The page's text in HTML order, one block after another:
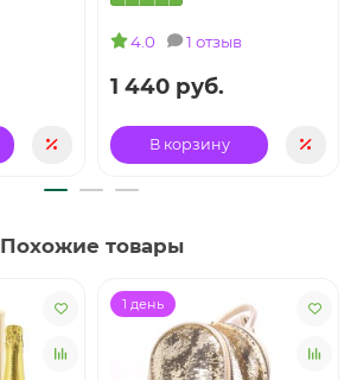
4.0 1 отзыв
1 440 руб.
В корзину
Похожие товары
1 день